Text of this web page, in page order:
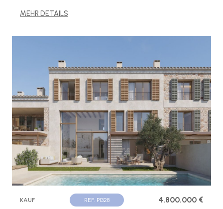
MEHR DETAILS
KAUF REF. P1328 4.800.000 €